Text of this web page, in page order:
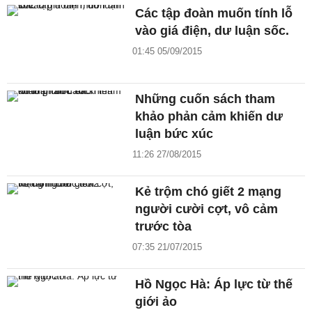
Các tập đoàn muốn tính lỗ
vào giá điện, dư luận sốc.
01:45 05/09/2015
Những cuốn sách tham
khảo phản cảm khiến dư
luận bức xúc
11:26 27/08/2015
Kẻ trộm chó giết 2 mạng
người cười cợt, vô cảm
trước tòa
07:35 21/07/2015
Hồ Ngọc Hà: Áp lực từ thế
giới ảo